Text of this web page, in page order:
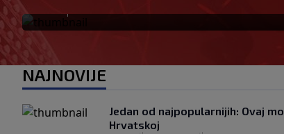
NAJNOVIJE
Jedan od najpopularnijih: Ovaj
Hrvatskoj